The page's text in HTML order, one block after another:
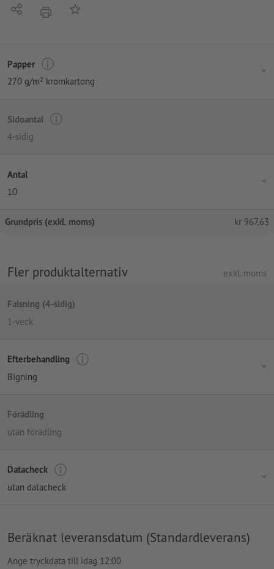
Dela erbjudandePå anteckningslistan
Papper
270 g/m² kromkartong
Sidoantal
4-sidig
Antal
10
Grundpris (exkl. moms) kr 967,63
Fler produktalternativ exkl. moms
Falsning (4-sidig)
1-veck
Efterbehandling
Bigning
Förädling
utan förädling
Datacheck
utan datacheck
Beräknat leveransdatum (Standardleverans)
Ange tryckdata till idag 12:00